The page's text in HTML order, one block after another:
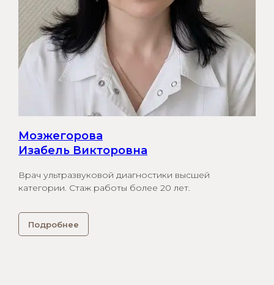
Мозжегорова
Изабель Викторовна
Врач ультразвуковой диагностики высшей
категории. Стаж работы более 20 лет.
Подробнее